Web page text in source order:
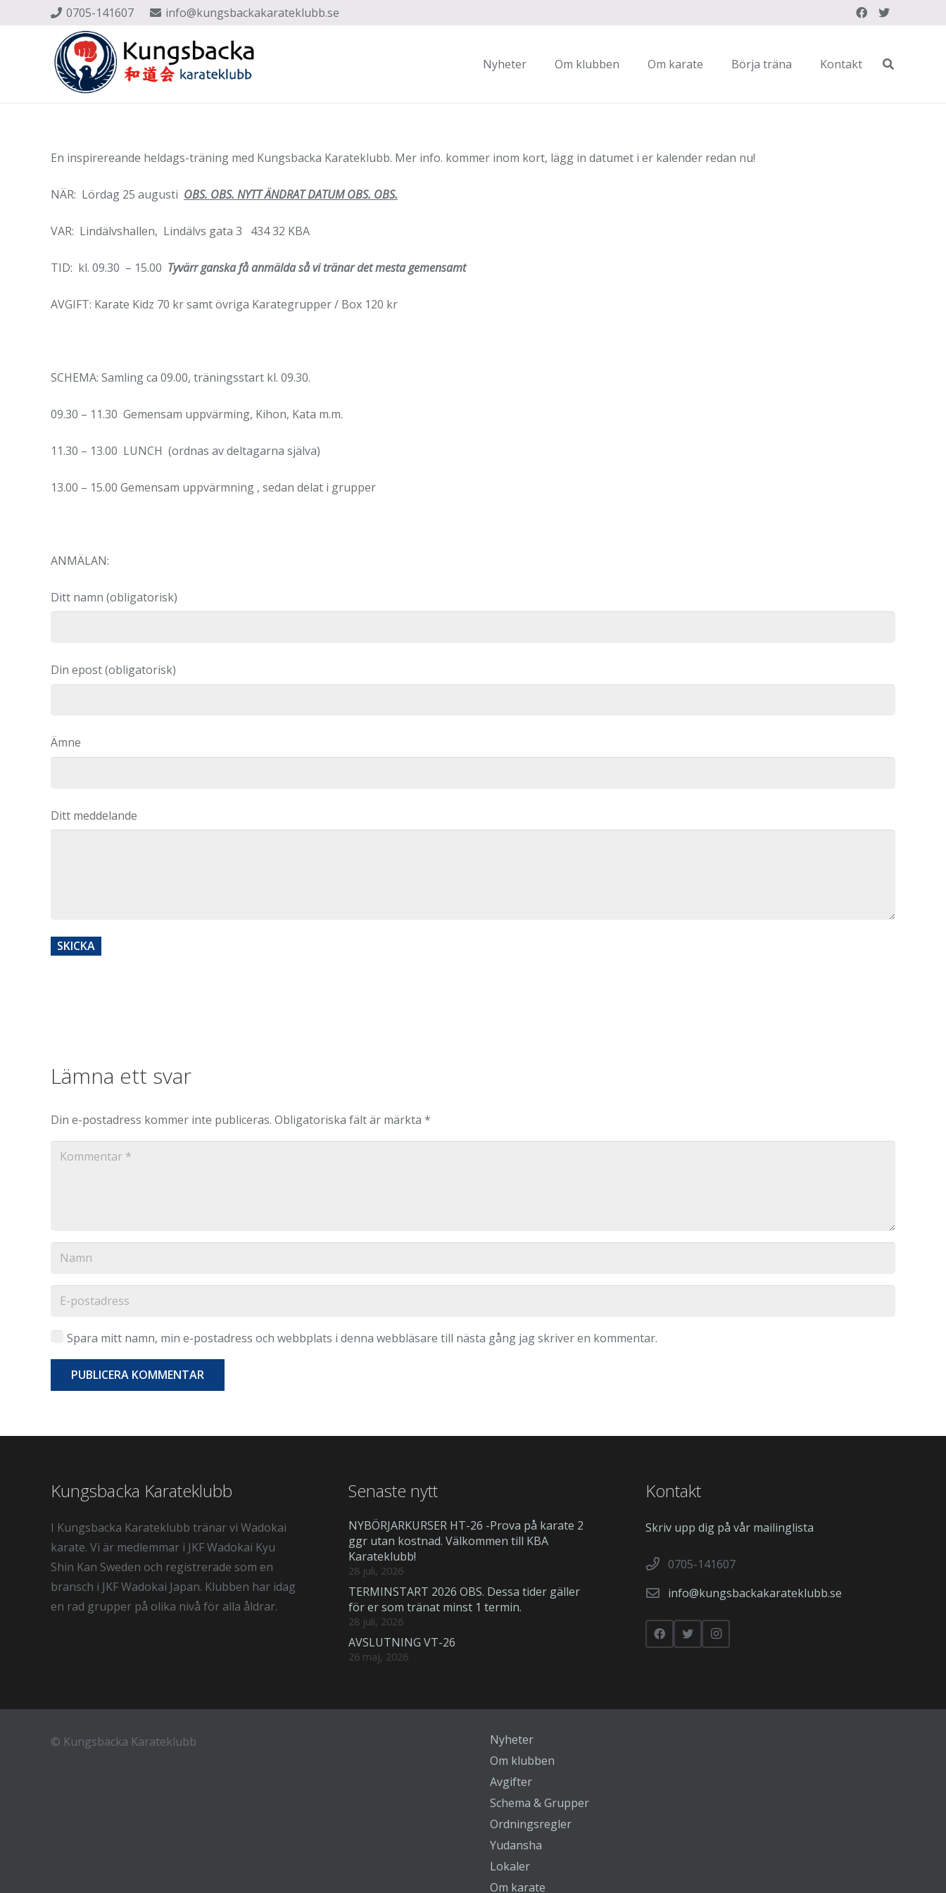
0705-141607 info@kungsbackakarateklubb.se
Nyheter Om klubben Om karate Börja träna Kontakt
En inspirereande heldags-träning med Kungsbacka Karateklubb. Mer info. kommer inom kort, lägg in datumet i er kalender redan nu!
NÄR: Lördag 25 augusti OBS. OBS. NYTT ÄNDRAT DATUM OBS. OBS.
VAR: Lindälvshallen, Lindälvs gata 3 434 32 KBA
TID: kl. 09.30 – 15.00 Tyvärr ganska få anmälda så vi tränar det mesta gemensamt
AVGIFT: Karate Kidz 70 kr samt övriga Karategrupper / Box 120 kr
SCHEMA: Samling ca 09.00, träningsstart kl. 09.30.
09.30 – 11.30 Gemensam uppvärming, Kihon, Kata m.m.
11.30 – 13.00 LUNCH (ordnas av deltagarna själva)
13.00 – 15.00 Gemensam uppvärmning , sedan delat i grupper
ANMÄLAN:
Ditt namn (obligatorisk)
Din epost (obligatorisk)
Ämne
Ditt meddelande
Lämna ett svar
Din e-postadress kommer inte publiceras. Obligatoriska fält är märkta *
Spara mitt namn, min e-postadress och webbplats i denna webbläsare till nästa gång jag skriver en kommentar.
PUBLICERA KOMMENTAR
Kungsbacka Karateklubb
I Kungsbacka Karateklubb tränar vi Wadokai
karate. Vi är medlemmar i JKF Wadokai Kyu
Shin Kan Sweden och registrerade som en
bransch i JKF Wadokai Japan. Klubben har idag
en rad grupper på olika nivå för alla åldrar.
Senaste nytt
NYBÖRJARKURSER HT-26 -Prova på karate 2
ggr utan kostnad. Välkommen till KBA
Karateklubb!
28 juli, 2026
TERMINSTART 2026 OBS. Dessa tider gäller
för er som tränat minst 1 termin.
28 juli, 2026
AVSLUTNING VT-26
26 maj, 2026
Kontakt
Skriv upp dig på vår mailinglista
0705-141607
info@kungsbackakarateklubb.se
© Kungsbacka Karateklubb
Nyheter
Om klubben
Avgifter
Schema & Grupper
Ordningsregler
Yudansha
Lokaler
Om karate